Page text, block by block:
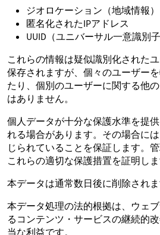
ジオロケーション（地域情報）
匿名化されたIPアドレス
UUID（ユニバーサル一意識別子
これらの情報は疑似識別化された
保存されますが、個々のユーザー
たり、個別のユーザーに関する他
はありません。
個人データが十分な保護水準を提
れる場合があります。その場合に
じられていることを保証します。
これらの適切な保護措置を証明しま
本データは通常数日後に削除されま
本データ処理の法的根拠は、ウェ
るコンテンツ・サービスの継続的
当な利益です。